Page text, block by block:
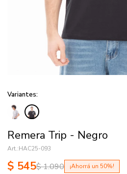
Remera Trip - Negro
HAC25-093
$ 545$1.090 50
Variantes: